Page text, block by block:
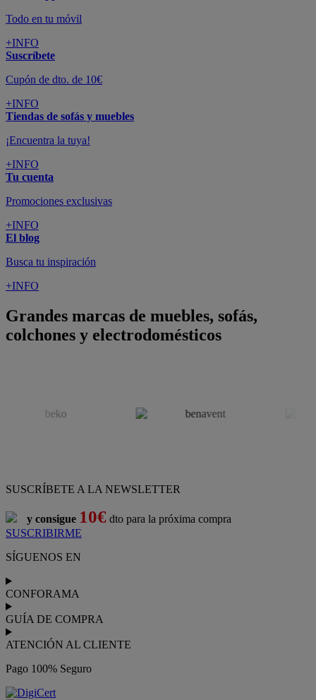
Todo en tu móvil
+INFO
Suscríbete
Cupón de dto. de 10€
+INFO
Tiendas de sofás y muebles
¡Encuentra la tuya!
+INFO
Tu cuenta
Promociones exclusivas
+INFO
El blog
Busca tu inspiración
+INFO
Grandes marcas de muebles, sofás,
colchones y electrodomésticos
SUSCRÍBETE A LA NEWSLETTER
y consigue 10€ dto para la próxima compra
SUSCRIBIRME
SÍGUENOS EN
CONFORAMA
GUÍA DE COMPRA
ATENCIÓN AL CLIENTE
Pago 100% Seguro